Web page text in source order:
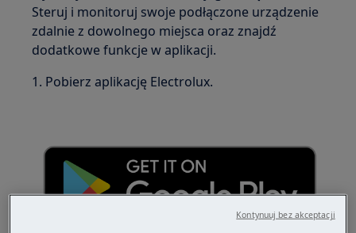
Steruj i monitoruj swoje podłączone urządzenie
zdalnie z dowolnego miejsca oraz znajdź
dodatkowe funkcje w aplikacji.
1. Pobierz aplikację Electrolux.
Kontynuuj bez akceptacji